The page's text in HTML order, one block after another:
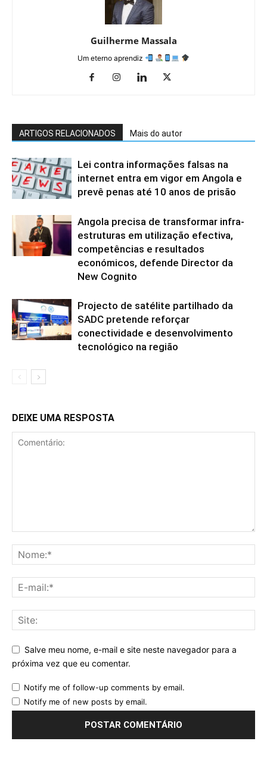
Guilherme Massala
Um eterno aprendiz
ARTIGOS RELACIONADOS Mais do autor
Lei contra informações falsas na
internet entra em vigor em Angola e
prevê penas até 10 anos de prisão
Angola precisa de transformar infra-
estruturas em utilização efectiva,
competências e resultados
económicos, defende Director da
New Cognito
Projecto de satélite partilhado da
SADC pretende reforçar
conectividade e desenvolvimento
tecnológico na região
DEIXE UMA RESPOSTA
Salve meu nome, e-mail e site neste navegador para a
próxima vez que eu comentar.
Notify me of follow-up comments by email.
Notify me of new posts by email.